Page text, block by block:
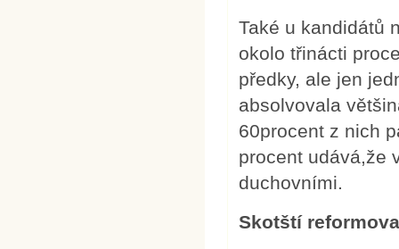
Také u kandidátů
okolo třinácti
předky, ale jen
absolvovala
60procent z nich
procent udává,že
duchovními.
Skotští